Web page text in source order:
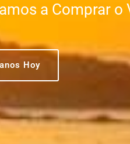
a Comprar o
Hoy